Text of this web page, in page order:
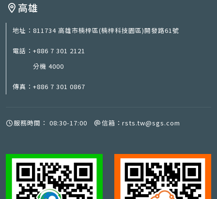
高雄
地址： 811734 高雄市楠梓區(楠梓科技園區)開發路61號
電話： +886 7 301 2121
分機 4000
傳真： +886 7 301 0867
服務時間： 08:30-17:00 信箱： rsts.tw@sgs.com